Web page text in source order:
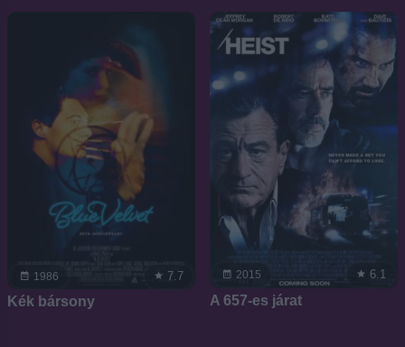
1986 7.7
Kék bársony
2015 6.1
A 657-es járat